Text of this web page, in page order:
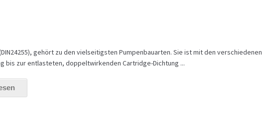
gehört zu den vielseitigsten Pumpenbauarten. Sie ist mit den verschiedenen
bis zur entlasteten, doppeltwirkenden Cartridge-Dichtung ...